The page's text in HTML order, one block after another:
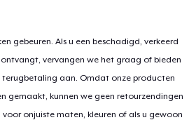
gebeuren. Als u een beschadigd, verkeerd
vervangen we het graag of bieden
terugbetaling aan. Omdat onze producten
gemaakt, kunnen we geen retourzendingen
onjuiste maten, kleuren of als u gewoon